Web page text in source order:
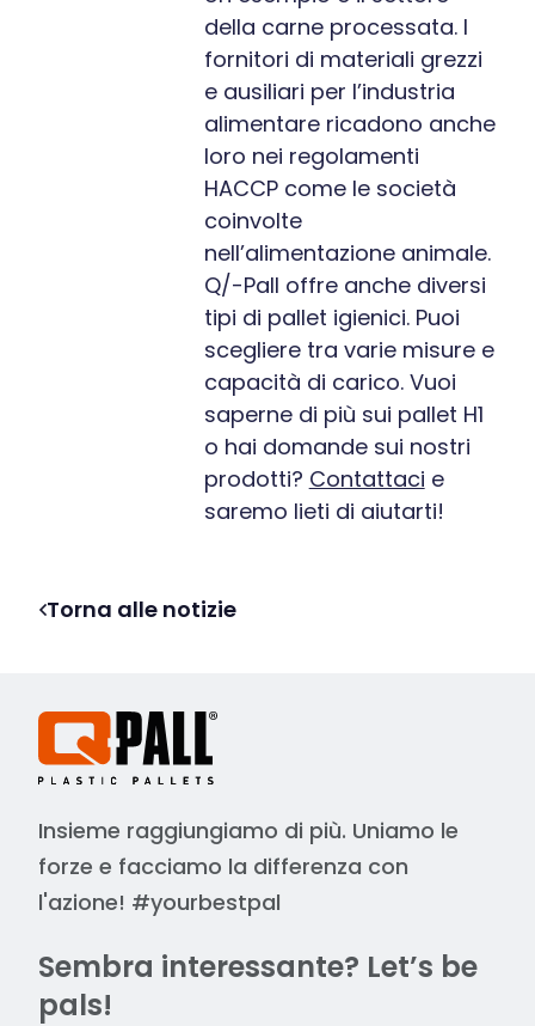
della carne processata. I
fornitori di materiali grezzi
e ausiliari per l’industria
alimentare ricadono anche
loro nei regolamenti
HACCP come le società
coinvolte
nell’alimentazione animale.
Q/-Pall offre anche diversi
tipi di pallet igienici. Puoi
scegliere tra varie misure e
capacità di carico. Vuoi
saperne di più sui pallet H1
o hai domande sui nostri
prodotti? Contattaci e
saremo lieti di aiutarti!
Torna alle notizie
Insieme raggiungiamo di più. Uniamo le
forze e facciamo la differenza con
l'azione! #yourbestpal
Sembra interessante? Let’s be
pals!